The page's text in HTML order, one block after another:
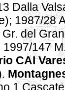
Dalla
1987/28
del
1997/147
CAI
1